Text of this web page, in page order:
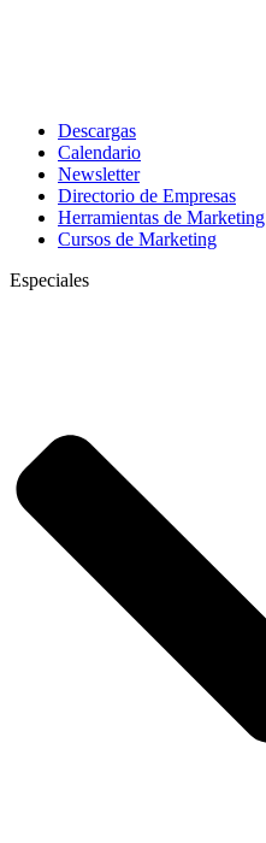
Descargas
Calendario
Newsletter
Directorio de Empresas
Herramientas de Marketing
Cursos de Marketing
Especiales